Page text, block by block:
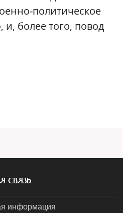
политическое
более того, повод
СВЯЗЬ
информация